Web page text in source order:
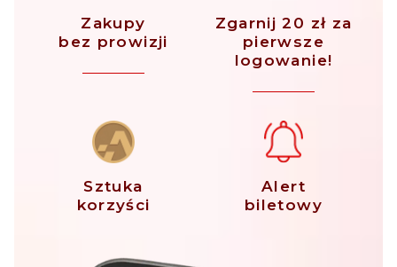
Zakupy
bez prowizji
Zgarnij 20 zł za
pierwsze
logowanie!
Sztuka
korzyści
Alert
biletowy